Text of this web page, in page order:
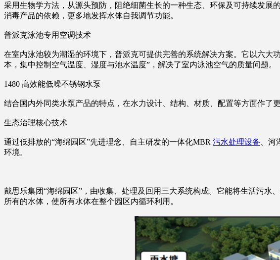
采用生物学方法，从源头预防，阻绝细菌生长的一种生态、环保及可持续发
消毒产品的依赖，更多地发挥水体自我调节功能。
普派克泳池专用空调技术
在室内泳池较为潮湿的环境下，普派克可提供完善的系统解决方案。它以六大
本，集中控制空气温度、湿度与池水温度”，解决了室内泳池空气的质量问题。
1480 高效能低噪不锈钢水泵
结合国内外同类水泵产品的特点，在水力设计、结构、材质、配置等方面作了
生态治理核心技术
通过低排放的“海绵园区”先进理念、自主研发的一体化MBR 污水处理设备 、
环境。
戴思乐集团“海绵园区”，由收集、处理及回用三大系统构成。它能将生活污
所有的水体，使所有水体在整个园区内循环利用。